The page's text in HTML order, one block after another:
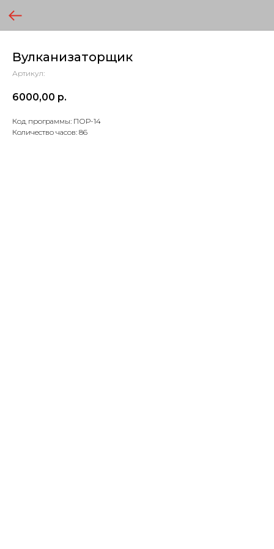
Вулканизаторщик
Артикул:
6000,00 р.
Код программы: ПОР-14
Количество часов: 86